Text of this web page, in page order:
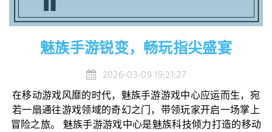
魅族手游锐变，畅玩指尖盛宴
2026-03-09 19:21:27
在移动游戏风靡的时代，魅族手游游戏中心应运而生，宛
若一扇通往游戏领域的奇幻之门，带领玩家开启一场掌上
冒险之旅。 魅族手游游戏中心是魅族科技倾力打造的移动